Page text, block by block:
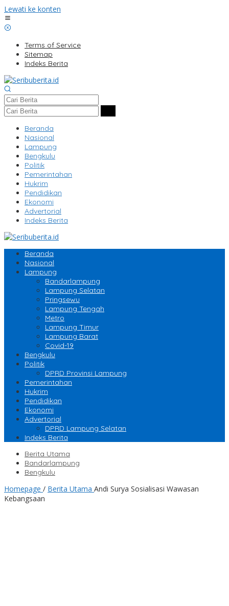
Lewati ke konten
Terms of Service
Sitemap
Indeks Berita
Beranda
Nasional
Lampung
Bengkulu
Politik
Pemerintahan
Hukrim
Pendidikan
Ekonomi
Advertorial
Indeks Berita
Beranda
Nasional
Lampung
Bandarlampung
Lampung Selatan
Pringsewu
Lampung Tengah
Metro
Lampung Timur
Lampung Barat
Covid-19
Bengkulu
Politik
DPRD Provinsi Lampung
Pemerintahan
Hukrim
Pendidikan
Ekonomi
Advertorial
DPRD Lampung Selatan
Indeks Berita
Berita Utama
Bandarlampung
Bengkulu
Homepage / Berita Utama Andi Surya Sosialisasi Wawasan
Kebangsaan